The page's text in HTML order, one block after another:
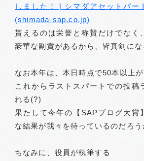
しました！ | シマダアセットパー
(shimada-sap.co.jp)
貰えるのは栄誉と称賛だけでなく
豪華な副賞があるから、皆真剣にな
なお本年は、本日時点で50本以上
これからラストスパートでの投稿
れる(?)
果たして今年の【SAPブログ大賞
な結果が我々を待っているのだろう
ちなみに、役員が執筆する